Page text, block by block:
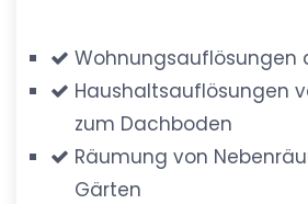
Wohnungsauflösungen
Haushaltsauflösungen
zum Dachboden
Räumung von
Gärten